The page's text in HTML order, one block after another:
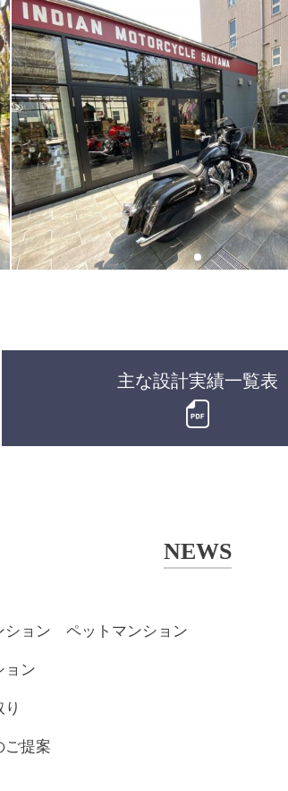
主な設計実績一覧表
NEWS
ション ペットマンション
ョン
ご提案